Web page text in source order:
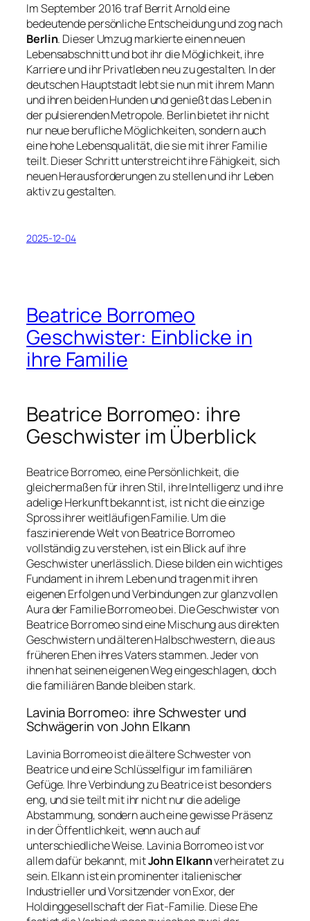
Im September 2016 traf Berrit Arnold eine
bedeutende persönliche Entscheidung und zog nach
Berlin. Dieser Umzug markierte einen neuen
Lebensabschnitt und bot ihr die Möglichkeit, ihre
Karriere und ihr Privatleben neu zu gestalten. In der
deutschen Hauptstadt lebt sie nun mit ihrem Mann
und ihren beiden Hunden und genießt das Leben in
der pulsierenden Metropole. Berlin bietet ihr nicht
nur neue berufliche Möglichkeiten, sondern auch
eine hohe Lebensqualität, die sie mit ihrer Familie
teilt. Dieser Schritt unterstreicht ihre Fähigkeit, sich
neuen Herausforderungen zu stellen und ihr Leben
aktiv zu gestalten.
2025-12-04
Beatrice Borromeo
Geschwister: Einblicke in
ihre Familie
Beatrice Borromeo: ihre
Geschwister im Überblick
Beatrice Borromeo, eine Persönlichkeit, die
gleichermaßen für ihren Stil, ihre Intelligenz und ihre
adelige Herkunft bekannt ist, ist nicht die einzige
Spross ihrer weitläufigen Familie. Um die
faszinierende Welt von Beatrice Borromeo
vollständig zu verstehen, ist ein Blick auf ihre
Geschwister unerlässlich. Diese bilden ein wichtiges
Fundament in ihrem Leben und tragen mit ihren
eigenen Erfolgen und Verbindungen zur glanzvollen
Aura der Familie Borromeo bei. Die Geschwister von
Beatrice Borromeo sind eine Mischung aus direkten
Geschwistern und älteren Halbschwestern, die aus
früheren Ehen ihres Vaters stammen. Jeder von
ihnen hat seinen eigenen Weg eingeschlagen, doch
die familiären Bande bleiben stark.
Lavinia Borromeo: ihre Schwester und
Schwägerin von John Elkann
Lavinia Borromeo ist die ältere Schwester von
Beatrice und eine Schlüsselfigur im familiären
Gefüge. Ihre Verbindung zu Beatrice ist besonders
eng, und sie teilt mit ihr nicht nur die adelige
Abstammung, sondern auch eine gewisse Präsenz
in der Öffentlichkeit, wenn auch auf
unterschiedliche Weise. Lavinia Borromeo ist vor
allem dafür bekannt, mitJohn Elkannverheiratet zu
sein. Elkann ist ein prominenter italienischer
Industrieller und Vorsitzender von Exor, der
Holdinggesellschaft der Fiat-Familie. Diese Ehe